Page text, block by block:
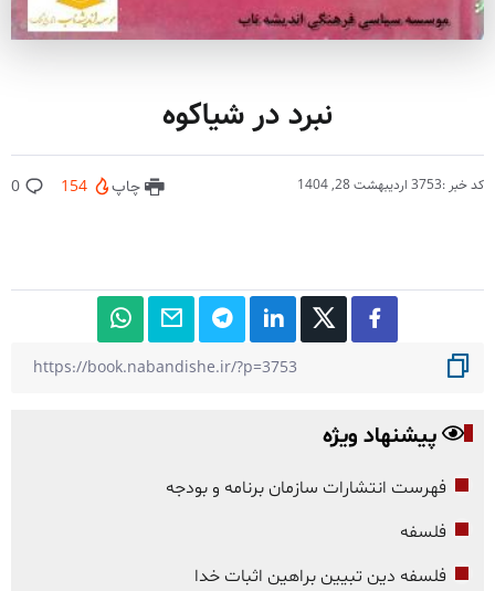
نبرد در شیاکوه
کد خبر :3753 اردیبهشت 28, 1404 چاپ 154
0
پیشنهاد ویژه
فهرست انتشارات سازمان برنامه و بودجه
فلسفه
فلسفه دین تبیین براهین اثبات خدا